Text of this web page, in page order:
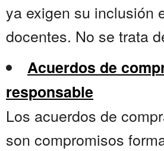
ya exigen su inclusión
docentes. No se trata
Acuerdos de
responsable
Los acuerdos de
son compromisos